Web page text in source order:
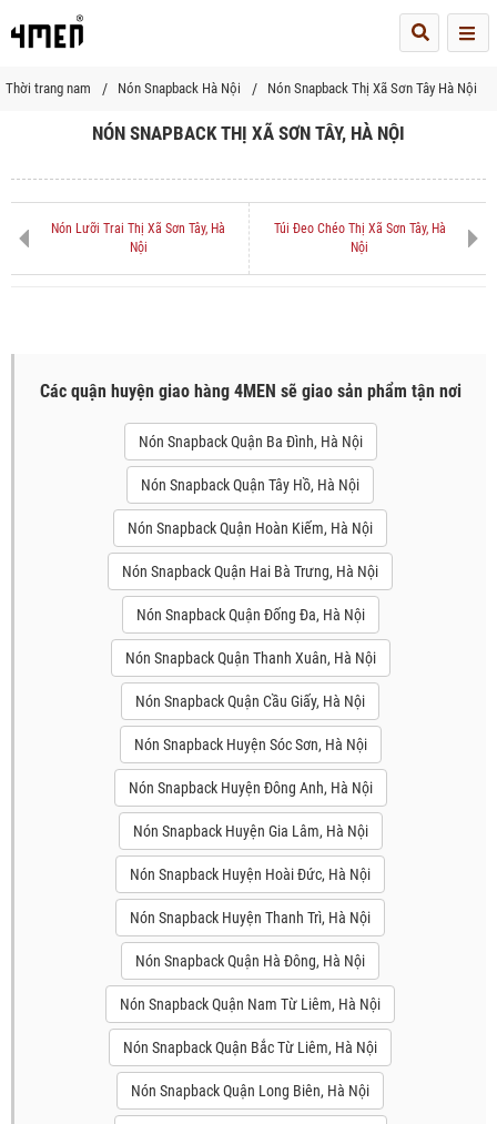
Thời trang nam Nón Snapback Hà Nội Nón Snapback Thị Xã Sơn Tây Hà Nội
NÓN SNAPBACK THỊ XÃ SƠN TÂY, HÀ NỘI
Nón Lưỡi Trai Thị Xã Sơn Tây, Hà
Nội
Túi Đeo Chéo Thị Xã Sơn Tây, Hà
Nội
Các quận huyện giao hàng 4MEN sẽ giao sản phẩm tận nơi
Nón Snapback Quận Ba Đình, Hà Nội
Nón Snapback Quận Tây Hồ, Hà Nội
Nón Snapback Quận Hoàn Kiếm, Hà Nội
Nón Snapback Quận Hai Bà Trưng, Hà Nội
Nón Snapback Quận Đống Đa, Hà Nội
Nón Snapback Quận Thanh Xuân, Hà Nội
Nón Snapback Quận Cầu Giấy, Hà Nội
Nón Snapback Huyện Sóc Sơn, Hà Nội
Nón Snapback Huyện Đông Anh, Hà Nội
Nón Snapback Huyện Gia Lâm, Hà Nội
Nón Snapback Huyện Hoài Đức, Hà Nội
Nón Snapback Huyện Thanh Trì, Hà Nội
Nón Snapback Quận Hà Đông, Hà Nội
Nón Snapback Quận Nam Từ Liêm, Hà Nội
Nón Snapback Quận Bắc Từ Liêm, Hà Nội
Nón Snapback Quận Long Biên, Hà Nội